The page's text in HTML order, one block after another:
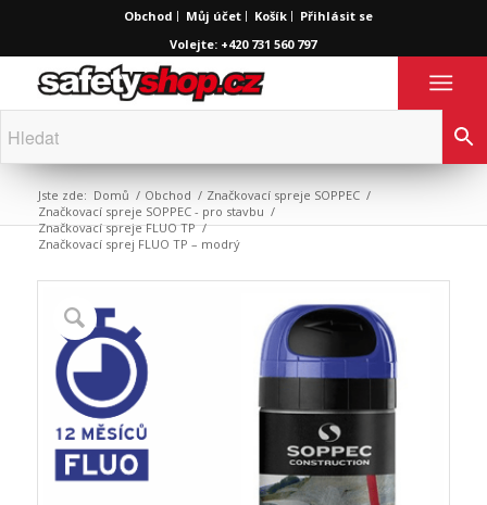
Obchod Můj účet Košík
Přihlásit se
Volejte: +420 731 560 797
Jste zde: Domů / Obchod / Značkovací spreje SOPPEC /
Značkovací spreje SOPPEC - pro stavbu /
Značkovací spreje FLUO TP /
Značkovací sprej FLUO TP – modrý